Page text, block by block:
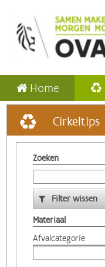
Home
Cirkeltips
Zoeken
Filter wissen
Materiaal
Afvalcategorie